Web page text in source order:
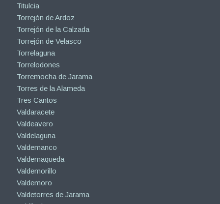
Titulcia
Torrejón de Ardoz
Torrejón de la Calzada
Torrejón de Velasco
Torrelaguna
Torrelodones
Torremocha de Jarama
Torres de la Alameda
Tres Cantos
Valdaracete
Valdeavero
Valdelaguna
Valdemanco
Valdemaqueda
Valdemorillo
Valdemoro
Valdetorres de Jarama